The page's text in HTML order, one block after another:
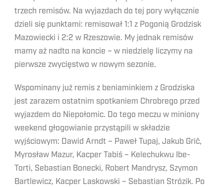
trzech remisów. Na wyjazdach do tej pory wyłącznie
dzieli się punktami: remisował 1:1 z Pogonią Grodzisk
Mazowiecki i 2:2 w Rzeszowie. My jednak remisów
mamy aż nadto na koncie – w niedzielę liczymy na
pierwsze zwycięstwo w nowym sezonie.
Wspominany już remis z beniaminkiem z Grodziska
jest zarazem ostatnim spotkaniem Chrobrego przed
wyjazdem do Niepołomic. Do tego meczu w miniony
weekend głogowianie przystąpili w składzie
wyjściowym: Dawid Arndt – Paweł Tupaj, Jakub Grič,
Myrosław Mazur, Kacper Tabiś – Kelechukwu Ibe-
Torti, Sebastian Bonecki, Robert Mandrysz, Szymon
Bartlewicz, Kacper Laskowski – Sebastian Strózik. Po